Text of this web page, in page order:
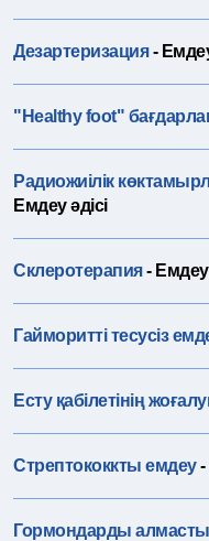
Дезартеризация -
"Healthy foot"
Радиожиілік
Емдеу әдісі
Склеротерапия - Емдеу
Гайморитті тесусіз
Есту қабілетінің
Стрептококкты емдеу -
Гормондарды